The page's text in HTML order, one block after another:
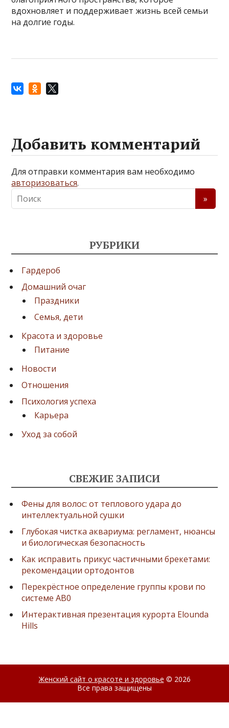
вдохновляет и поддерживает жизнь всей семьи
на долгие годы.
Добавить комментарий
Для отправки комментария вам необходимо
авторизоваться.
РУБРИКИ
Гардероб
Домашний очаг
Праздники
Семья, дети
Красота и здоровье
Питание
Новости
Отношения
Психология успеха
Карьера
Уход за собой
СВЕЖИЕ ЗАПИСИ
Фены для волос: от теплового удара до
интеллектуальной сушки
Глубокая чистка аквариума: регламент, нюансы
и биологическая безопасность
Как исправить прикус частичными брекетами:
рекомендации ортодонтов
Перекрёстное определение группы крови по
системе AB0
Интерактивная презентация курорта Elounda
Hills
Женский сайт о красоте и здоровье © 2026
Все права защищены